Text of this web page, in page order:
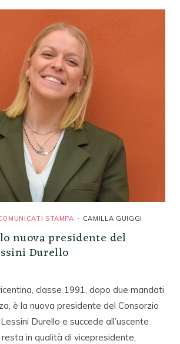
STAMPA CAMILLA GUIGGI
nuova presidente del
Durello
classe 1991, dopo due mandati
è la nuova presidente del Consorzio
Durello e succede all’uscente
resta in qualità di vicepresidente,